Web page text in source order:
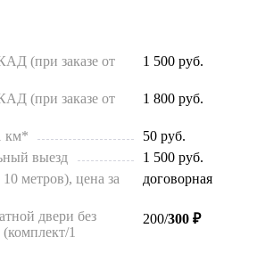
(при заказе от
1 500 руб.
(при заказе от
1 800 руб.
км* 50 руб.
выезд
1 500 руб.
метров), цена за
договорная
двери без
(комплект/1
200/300 ₽